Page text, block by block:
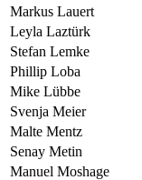
Markus Lauert
Leyla Laztürk
Stefan Lemke
Phillip Loba
Mike Lübbe
Svenja Meier
Malte Mentz
Senay Metin
Manuel Moshage